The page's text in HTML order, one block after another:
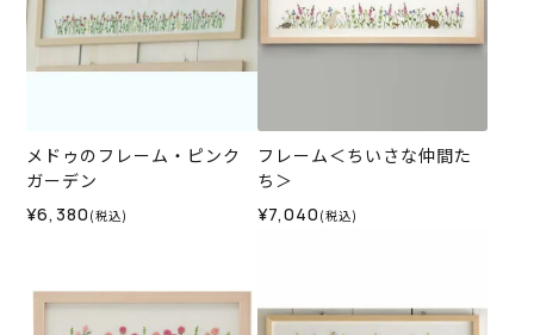
メドゥのフレーム・ピンク
ガーデン
¥6,380 (税込)
フレーム＜ちいさな仲間た
ち＞
¥7,040 (税込)